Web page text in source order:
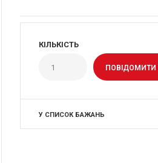
КІЛЬКІСТЬ
ПОВІДОМИТИ
У СПИСОК БАЖАНЬ